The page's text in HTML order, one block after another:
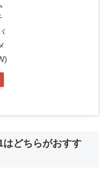
どちらがおすす